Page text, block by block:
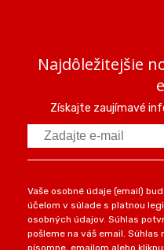
Najdôležitejšie
Získajte zaujímavé
Vaše osobné údaje (email)
účelom v súlade s platnou
osobných údajov. Súhlas
pošleme na váš email.
písomne, emailom alebo